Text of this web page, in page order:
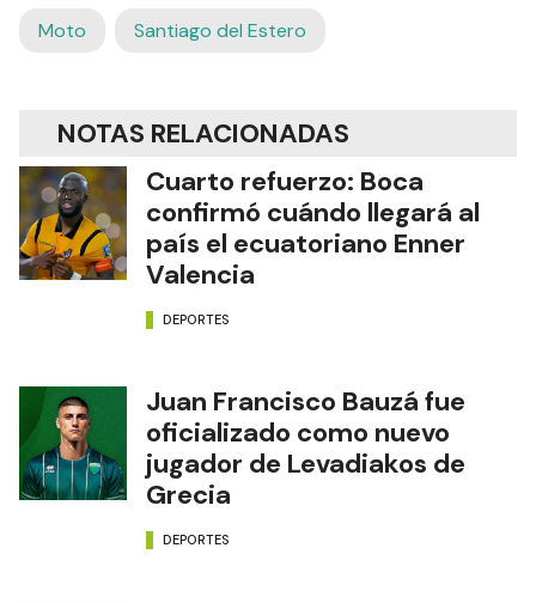
Moto Santiago del Estero
NOTAS RELACIONADAS
Cuarto refuerzo: Boca
confirmó cuándo llegará al
país el ecuatoriano Enner
Valencia
DEPORTES
Juan Francisco Bauzá fue
oficializado como nuevo
jugador de Levadiakos de
Grecia
DEPORTES